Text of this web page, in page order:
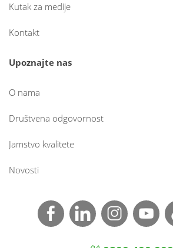
Kutak za medije
Kontakt
Upoznajte nas
O nama
Društvena odgovornost
Jamstvo kvalitete
Novosti